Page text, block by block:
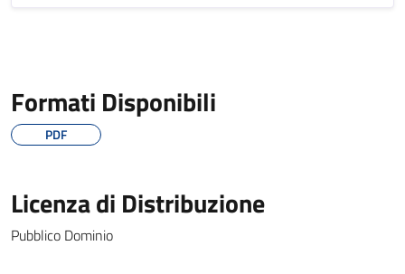
Formati Disponibili
PDF
Licenza di Distribuzione
Pubblico Dominio